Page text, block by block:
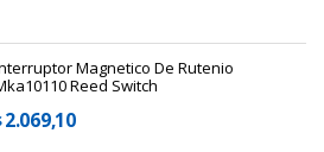
Magnetico De Rutenio
Reed Switch
2.069,10